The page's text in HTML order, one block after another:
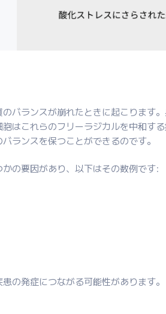
バランスが崩れたときに起こります
はこれらのフリーラジカルを中和す
ランスを保つことができるのです。
の要因があり、以下はその数例です:
の発症につながる可能性があります。